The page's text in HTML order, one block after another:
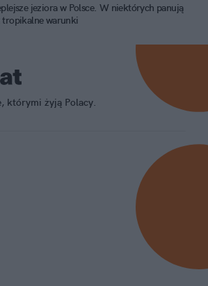
jeziora w Polsce. W niektórych panują
tropikalne warunki
którymi żyją Polacy.